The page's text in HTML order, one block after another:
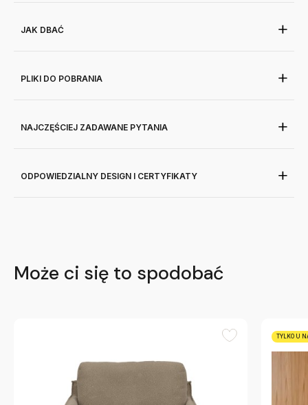
JAK DBAĆ
PLIKI DO POBRANIA
NAJCZĘŚCIEJ ZADAWANE PYTANIA
ODPOWIEDZIALNY DESIGN I CERTYFIKATY
Może ci się to spodobać
TYLKO U